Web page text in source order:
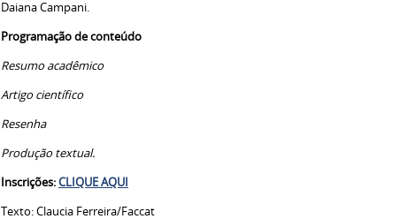
Daiana Campani.
Programação de conteúdo
Resumo acadêmico
Artigo científico
Resenha
Produção textual.
Inscrições: CLIQUE AQUI
Texto: Claucia Ferreira/Faccat